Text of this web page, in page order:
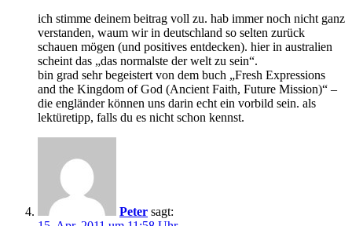
ich stimme deinem beitrag voll zu. hab immer noch nicht ganz
verstanden, waum wir in deutschland so selten zurück
schauen mögen (und positives entdecken). hier in australien
scheint das „das normalste der welt zu sein“.
bin grad sehr begeistert von dem buch „Fresh Expressions
and the Kingdom of God (Ancient Faith, Future Mission)“ –
die engländer können uns darin echt ein vorbild sein. als
lektüretipp, falls du es nicht schon kennst.
Peter sagt: